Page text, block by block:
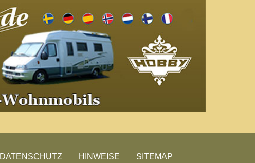
DATENSCHUTZ HINWEISE SITEMAP